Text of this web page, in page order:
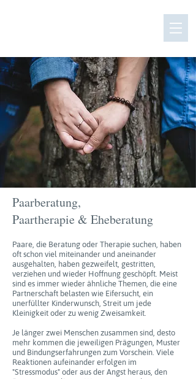
Paarberatung,
Paartherapie & Eheberatung
Paare, die Beratung oder Therapie suchen, haben
oft schon viel miteinander und aneinander
ausgehalten, haben gezweifelt, gestritten,
verziehen und wieder Hoffnung geschöpft. Meist
sind es immer wieder ähnliche Themen, die eine
Partnerschaft belasten wie Eifersucht, ein
unerfüllter Kinderwunsch, Streit um jede
Kleinigkeit oder zu wenig Zweisamkeit.
Je länger zwei Menschen zusammen sind, desto
mehr kommen die jeweiligen Prägungen, Muster
und Bindungserfahrungen zum Vorschein. Viele
Reaktionen aufeinander erfolgen im
"Stressmodus" oder aus der Angst heraus, den